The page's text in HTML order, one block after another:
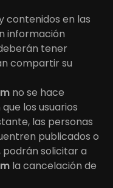
contenidos en las
información
tener
compartir su
no se hace
los usuarios
las personas
publicados o
solicitar a
la cancelación de